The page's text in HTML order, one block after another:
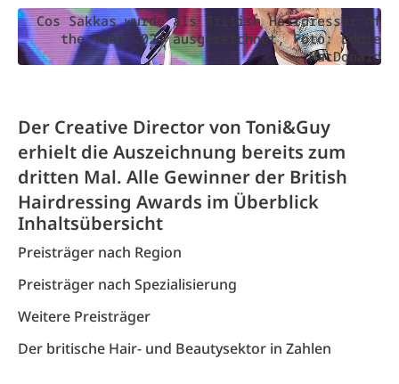
Cos Sakkas wurde als British Hairdresser of
the Year 2024 ausgezeichnet, Foto: Eddie
MacDonald
Der Creative Director von Toni&Guy
erhielt die Auszeichnung bereits zum
dritten Mal. Alle Gewinner der British
Hairdressing Awards im Überblick
Inhaltsübersicht
Preisträger nach Region
Preisträger nach Spezialisierung
Weitere Preisträger
Der britische Hair- und Beautysektor in Zahlen